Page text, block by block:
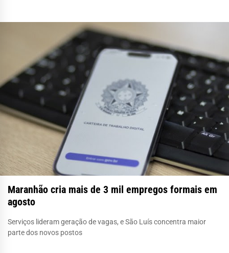
Maranhão cria mais de 3 mil empregos formais em
agosto
Serviços lideram geração de vagas, e São Luís concentra maior
parte dos novos postos